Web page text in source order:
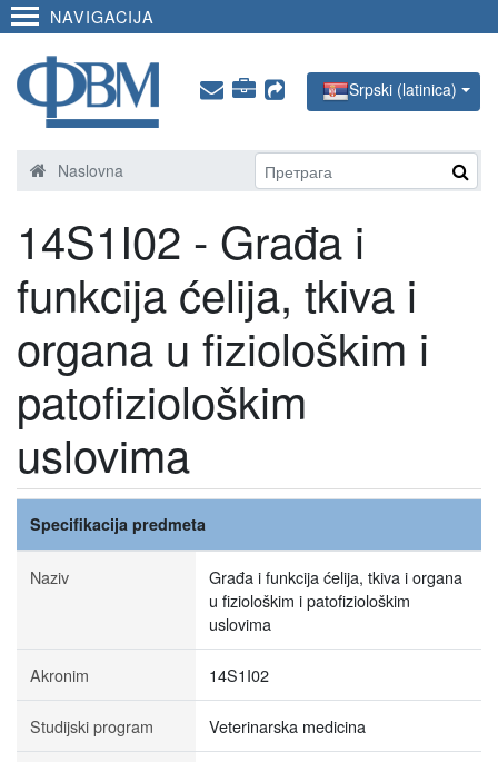
NAVIGACIJA
Srpski (latinica)
Naslovna
14S1I02 - Građa i
funkcija ćelija, tkiva i
organa u fiziološkim i
patofiziološkim
uslovima
Specifikacija predmeta
Naziv
Građa i funkcija ćelija, tkiva i organa
u fiziološkim i patofiziološkim
uslovima
Akronim 14S1I02
Studijski program Veterinarska medicina